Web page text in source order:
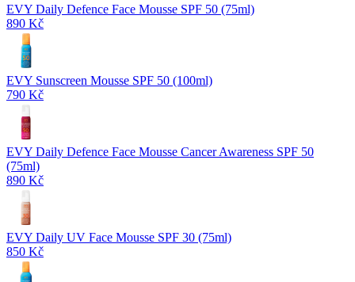
EVY Daily Defence Face Mousse SPF 50 (75ml)
890 Kč
EVY Sunscreen Mousse SPF 50 (100ml)
790 Kč
EVY Daily Defence Face Mousse Cancer Awareness SPF 50
(75ml)
890 Kč
EVY Daily UV Face Mousse SPF 30 (75ml)
850 Kč